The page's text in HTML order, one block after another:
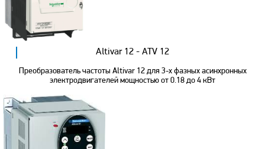
Altivar 12 - ATV 12
Преобразователь частоты Altivar 12 для 3-х фазных асинхронных
электродвигателей мощностью от 0.18 до 4 кВт